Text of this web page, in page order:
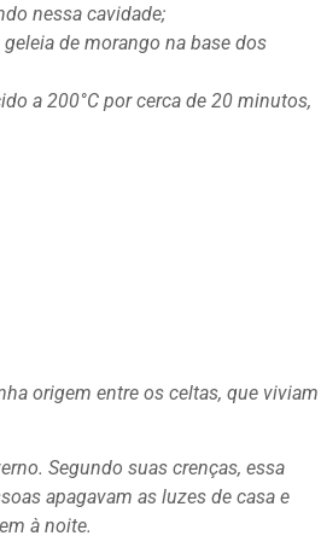
nessa cavidade;
de morango na base dos
a 200°C por cerca de 20 minutos,
origem entre os celtas, que viviam
Segundo suas crenças, essa
apagavam as luzes de casa e
à noite.